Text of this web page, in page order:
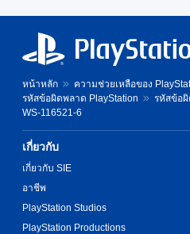
หน้าหลัก
ความช่วยเหลือของ
รหัสข้อผิดพลาด PlayStation
รหัสข้อ
WS-116521-6
เกี่ยวกับ
เกี่ยวกับ SIE
อาชีพ
PlayStation Studios
PlayStation Productions